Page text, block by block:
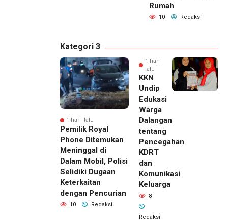
Rumah
10 Redaksi
Kategori 3
1 hari lalu
Pemilik Royal
Phone Ditemukan
Meninggal di
Dalam Mobil, Polisi
Selidiki Dugaan
Keterkaitan
dengan Pencurian
10 Redaksi
1 hari
lalu
KKN
Undip
Edukasi
Warga
Dalangan
tentang
Pencegahan
KDRT
dan
Komunikasi
Keluarga
8
Redaksi